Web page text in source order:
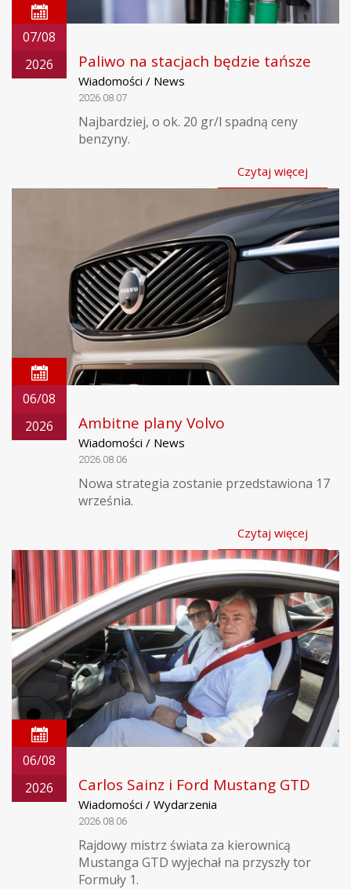
07/08
2026
Paliwo na stacjach będzie tańsze
Wiadomości / News
2026.08.07
Najbardziej, o ok. 20 gr/l spadną ceny
benzyny.
Czytaj więcej
06/08
2026
Ambitne plany Volvo
Wiadomości / News
2026.08.06
Nowa strategia zostanie przedstawiona 17
września.
Czytaj więcej
06/08
2026
Carlos Sainz i Ford Mustang GTD
Wiadomości / Wydarzenia
2026.08.06
Rajdowy mistrz świata za kierownicą
Mustanga GTD wyjechał na przyszły tor
Formuły 1.